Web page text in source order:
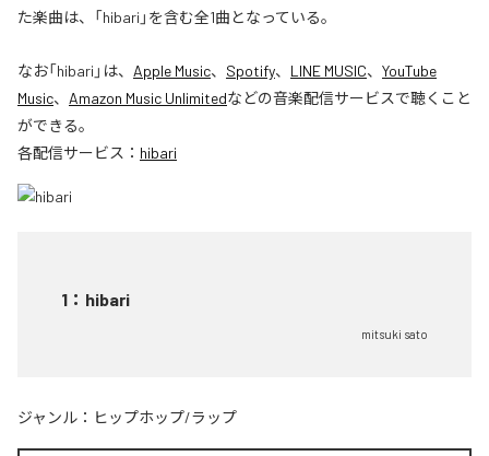
た楽曲は、「hibari」を含む全1曲となっている。
なお「hibari 」は、 Apple Music、 Spotify、 LINE MUSIC、 YouTube
Music、 Amazon Music Unlimitedなどの音楽配信サービスで聴くこと
ができる。
各配信サービス： hibari
1 ： hibari
mitsuki sato
ジャンル： ヒップホップ/ラップ